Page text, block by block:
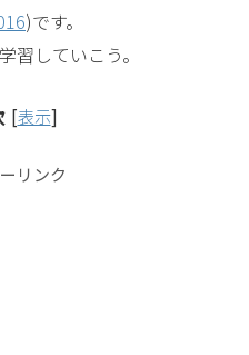
)です。
習していこう。
[表示]
リンク